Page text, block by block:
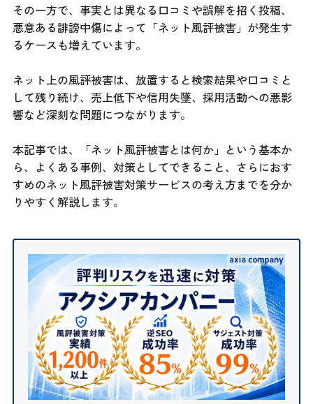
その一方で、事実とは異なる口コミや誤解を招く投稿、
悪意ある誹謗中傷によって「ネット風評被害」が発生す
るケースも増えています。
ネット上の風評被害は、放置すると検索結果や口コミと
して残り続け、売上低下や信用失墜、採用活動への悪影
響など深刻な問題につながります。
本記事では、「ネット風評被害とは何か」という基本か
ら、よくある事例、対策としてできること、さらにおす
すめのネット風評被害対策サービスの考え方までを分か
りやすく解説します。